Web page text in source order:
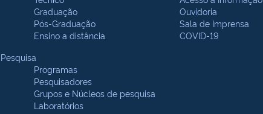
Graduação
Pós-Graduação
Ensino a distância
Pesquisa
Programas
Pesquisadores
Grupos e Núcleos de pesquisa
Laboratórios
Ouvidoria
Sala de Imprensa
COVID-19